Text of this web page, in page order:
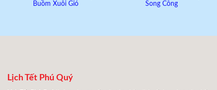
Buồm Xuôi Gió
Song Công
Lịch Tết Phú Quý